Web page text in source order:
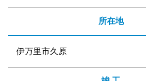
所在地
伊万里市久原